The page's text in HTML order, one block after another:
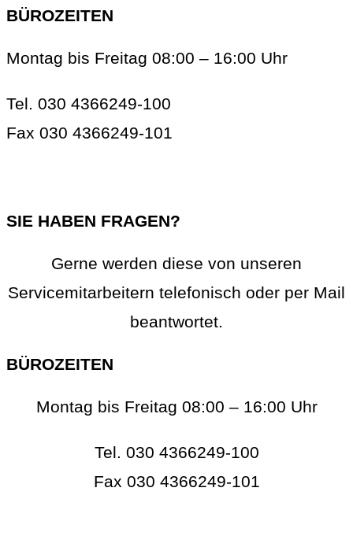
BÜROZEITEN
Montag bis Freitag 08:00 – 16:00 Uhr
Tel. 030 4366249-100
Fax 030 4366249-101
SIE HABEN FRAGEN?
Gerne werden diese von unseren
Servicemitarbeitern telefonisch oder per Mail
beantwortet.
BÜROZEITEN
Montag bis Freitag 08:00 – 16:00 Uhr
Tel. 030 4366249-100
Fax 030 4366249-101